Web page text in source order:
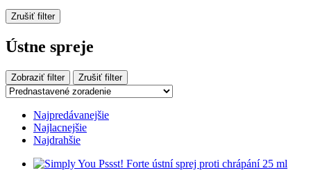
Zrušiť filter
Ústne spreje
Zobraziť filter Zrušiť filter
Najpredávanejšie
Najlacnejšie
Najdrahšie